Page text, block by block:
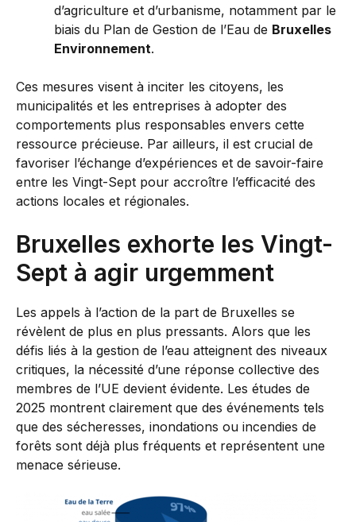
d’agriculture et d’urbanisme, notamment par le
biais du Plan de Gestion de l’Eau de Bruxelles
Environnement.
Ces mesures visent à inciter les citoyens, les
municipalités et les entreprises à adopter des
comportements plus responsables envers cette
ressource précieuse. Par ailleurs, il est crucial de
favoriser l’échange d’expériences et de savoir-faire
entre les Vingt-Sept pour accroître l’efficacité des
actions locales et régionales.
Bruxelles exhorte les Vingt-
Sept à agir urgemment
Les appels à l’action de la part de Bruxelles se
révèlent de plus en plus pressants. Alors que les
défis liés à la gestion de l’eau atteignent des niveaux
critiques, la nécessité d’une réponse collective des
membres de l’UE devient évidente. Les études de
2025 montrent clairement que des événements tels
que des sécheresses, inondations ou incendies de
forêts sont déjà plus fréquents et représentent une
menace sérieuse.